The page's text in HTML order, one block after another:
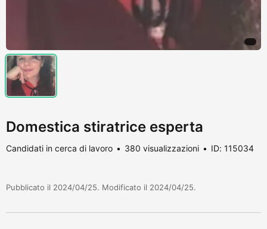
Domestica stiratrice esperta
Candidati in cerca di lavoro 380 visualizzazioni ID: 115034
Pubblicato il 2024/04/25. Modificato il 2024/04/25.